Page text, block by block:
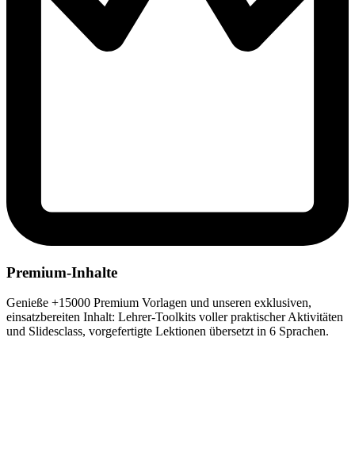
Premium-Inhalte
Genieße +15000 Premium Vorlagen und unseren exklusiven,
einsatzbereiten Inhalt: Lehrer-Toolkits voller praktischer Aktivitäten
und Slidesclass, vorgefertigte Lektionen übersetzt in 6 Sprachen.